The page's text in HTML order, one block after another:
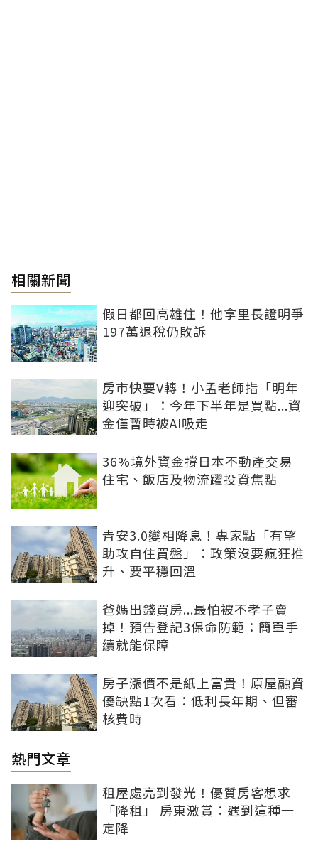
相關新聞
假日都回高雄住！他拿里長證明爭
197萬退稅仍敗訴
房市快要V轉！小孟老師指「明年
迎突破」：今年下半年是買點...資
金僅暫時被AI吸走
36%境外資金撐日本不動產交易
住宅、飯店及物流躍投資焦點
青安3.0變相降息！專家點「有望
助攻自住買盤」：政策沒要瘋狂推
升、要平穩回溫
爸媽出錢買房...最怕被不孝子賣
掉！預告登記3保命防範：簡單手
續就能保障
房子漲價不是紙上富貴！原屋融資
優缺點1次看：低利長年期、但審
核費時
熱門文章
租屋處亮到發光！優質房客想求
「降租」 房東激賞：遇到這種一
定降